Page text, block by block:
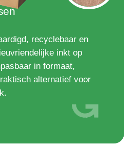
recyclebaar en
inkt op
in formaat,
alternatief voor